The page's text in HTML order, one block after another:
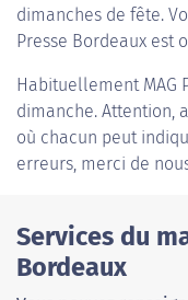
dimanches de fête.
Presse Bordeaux est
Habituellement MAG
dimanche. Attention,
où chacun peut
erreurs, merci de
Services du
Bordeaux